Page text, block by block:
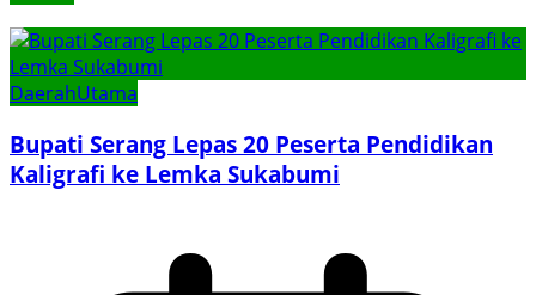
DaerahUtama
Bupati Serang Lepas 20 Peserta Pendidikan
Kaligrafi ke Lemka Sukabumi